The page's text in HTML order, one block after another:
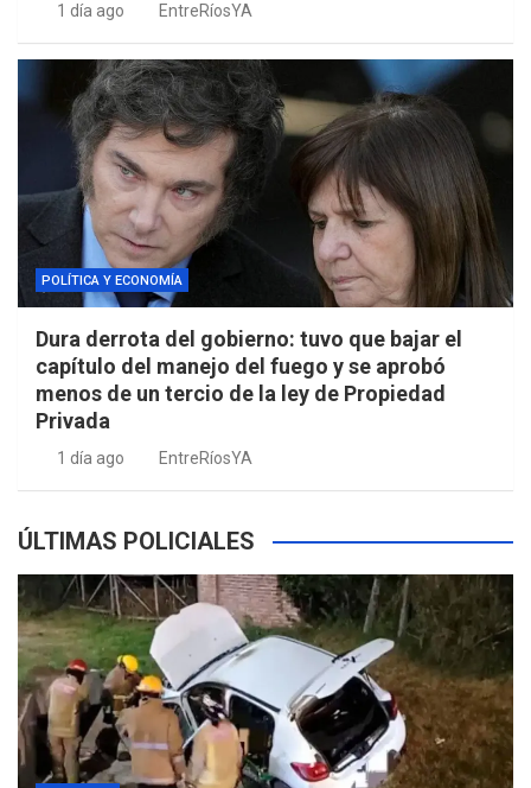
1 día ago EntreRíosYA
POLÍTICA Y ECONOMÍA
Dura derrota del gobierno: tuvo que bajar el
capítulo del manejo del fuego y se aprobó
menos de un tercio de la ley de Propiedad
Privada
1 día ago EntreRíosYA
ÚLTIMAS POLICIALES